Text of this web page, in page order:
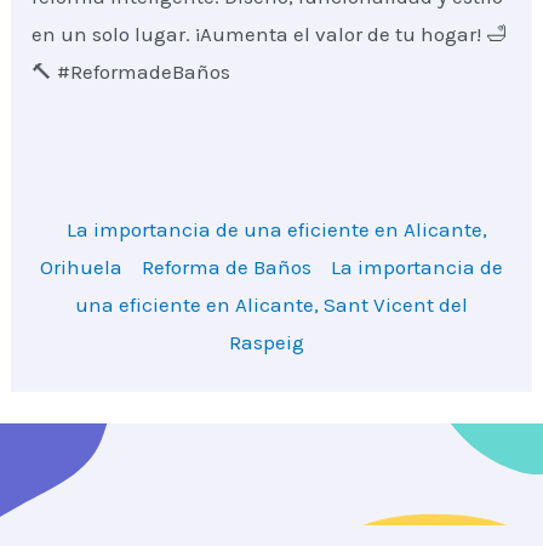
en un solo lugar. ¡Aumenta el valor de tu hogar! 🛁
🔨 #ReformadeBaños
La importancia de una eficiente en Alicante,
Orihuela
Reforma de Baños
La importancia de
una eficiente en Alicante, Sant Vicent del
Raspeig